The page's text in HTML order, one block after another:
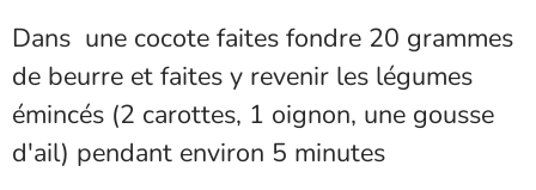
Dans une cocote faites fondre 20 grammes
de beurre et faites y revenir les légumes
émincés (2 carottes, 1 oignon, une gousse
d'ail) pendant environ 5 minutes